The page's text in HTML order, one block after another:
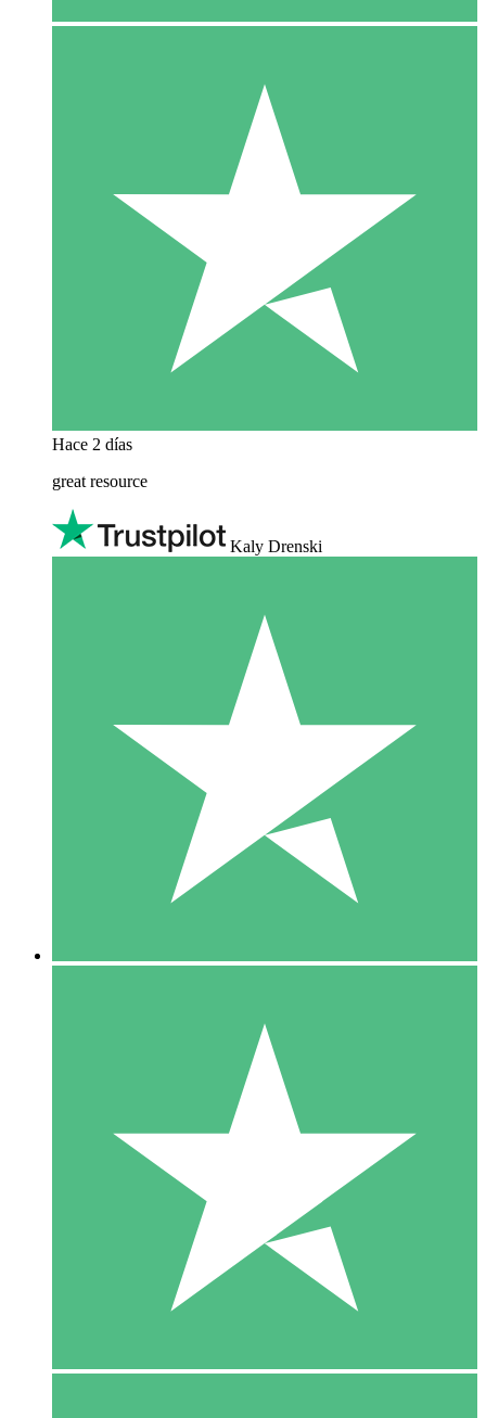
Hace 2 días
great resource
Kaly Drenski